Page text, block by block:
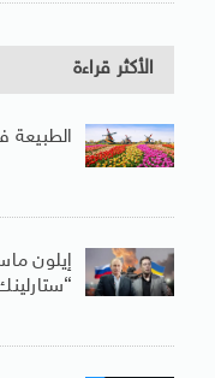
الأكثر قراءة
الطبيعة
إيلون